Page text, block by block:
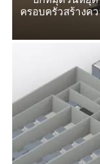
ครอบครัวสร้างค